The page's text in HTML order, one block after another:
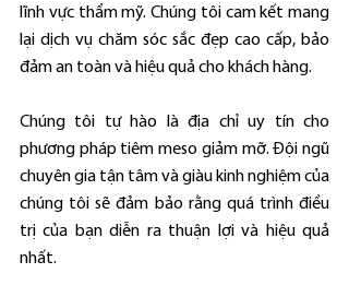
lĩnh vực thẩm mỹ. Chúng tôi cam kết mang
lại dịch vụ chăm sóc sắc đẹp cao cấp, bảo
đảm an toàn và hiệu quả cho khách hàng.
Chúng tôi tự hào là địa chỉ uy tín cho
phương pháp tiêm meso giảm mỡ. Đội ngũ
chuyên gia tận tâm và giàu kinh nghiệm của
chúng tôi sẽ đảm bảo rằng quá trình điều
trị của bạn diễn ra thuận lợi và hiệu quả
nhất.